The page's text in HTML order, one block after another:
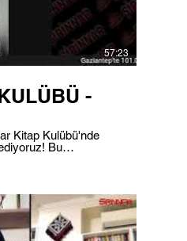
57:23
-
Kitap Kulübü'nde
Bu
bir şekilde